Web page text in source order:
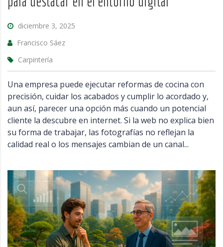
diciembre 3, 2025
Francisco Sáez
Carpintería
Una empresa puede ejecutar reformas de cocina con
precisión, cuidar los acabados y cumplir lo acordado y,
aun así, parecer una opción más cuando un potencial
cliente la descubre en internet. Si la web no explica bien
su forma de trabajar, las fotografías no reflejan la
calidad real o los mensajes cambian de un canal...